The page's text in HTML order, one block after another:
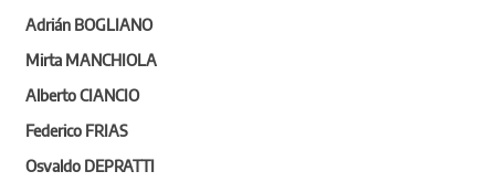
Adrián BOGLIANO
Mirta MANCHIOLA
Alberto CIANCIO
Federico FRIAS
Osvaldo DEPRATTI